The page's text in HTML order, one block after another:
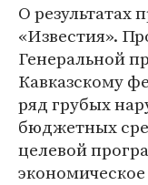
О результатах
«Известия».
Генеральной
Кавказскому
ряд грубых
бюджетных
целевой